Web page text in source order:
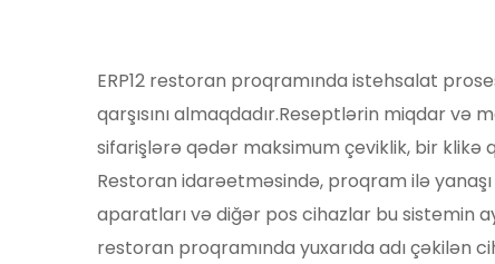
ERP12 restoran proqramında istehsalat
qarşısını almaqdadır.Reseptlərin miqdar
sifarişlərə qədər maksimum çeviklik, bir klikə
Restoran idarəetməsində, proqram ilə
aparatları və diğər pos cihazlar bu sistemin
restoran proqramında yuxarıda adı çəkilən